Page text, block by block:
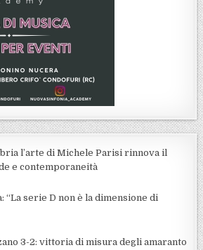
l’arte di Michele Parisi rinnova il
e contemporaneità
“La serie D non è la dimensione di
3-2: vittoria di misura degli amaranto